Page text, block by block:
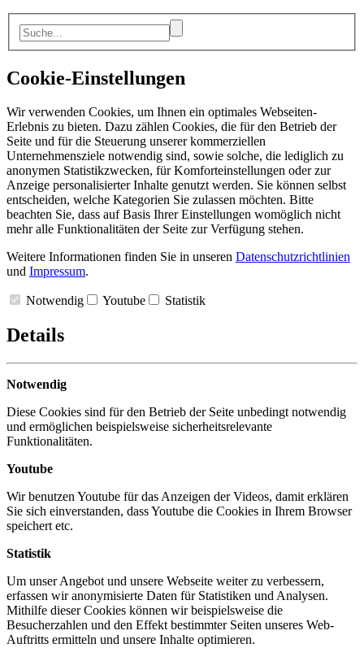
Cookie-Einstellungen
Wir verwenden Cookies, um Ihnen ein optimales Webseiten-
Erlebnis zu bieten. Dazu zählen Cookies, die für den Betrieb der
Seite und für die Steuerung unserer kommerziellen
Unternehmensziele notwendig sind, sowie solche, die lediglich zu
anonymen Statistikzwecken, für Komforteinstellungen oder zur
Anzeige personalisierter Inhalte genutzt werden. Sie können selbst
entscheiden, welche Kategorien Sie zulassen möchten. Bitte
beachten Sie, dass auf Basis Ihrer Einstellungen womöglich nicht
mehr alle Funktionalitäten der Seite zur Verfügung stehen.
Weitere Informationen finden Sie in unseren Datenschutzrichtlinien
und Impressum.
Notwendig Youtube Statistik
Details
Notwendig
Diese Cookies sind für den Betrieb der Seite unbedingt notwendig
und ermöglichen beispielsweise sicherheitsrelevante
Funktionalitäten.
Youtube
Wir benutzen Youtube für das Anzeigen der Videos, damit erklären
Sie sich einverstanden, dass Youtube die Cookies in Ihrem Browser
speichert etc.
Statistik
Um unser Angebot und unsere Webseite weiter zu verbessern,
erfassen wir anonymisierte Daten für Statistiken und Analysen.
Mithilfe dieser Cookies können wir beispielsweise die
Besucherzahlen und den Effekt bestimmter Seiten unseres Web-
Auftritts ermitteln und unsere Inhalte optimieren.